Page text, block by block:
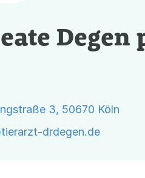
3, 50670 Köln
tierarzt-drdegen.de